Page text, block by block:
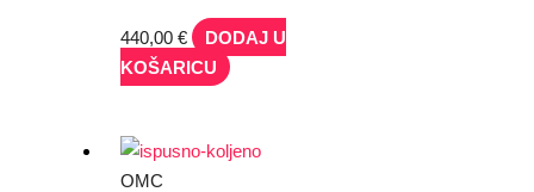
440,00€
DODAJ U
KOŠARICU
OMC